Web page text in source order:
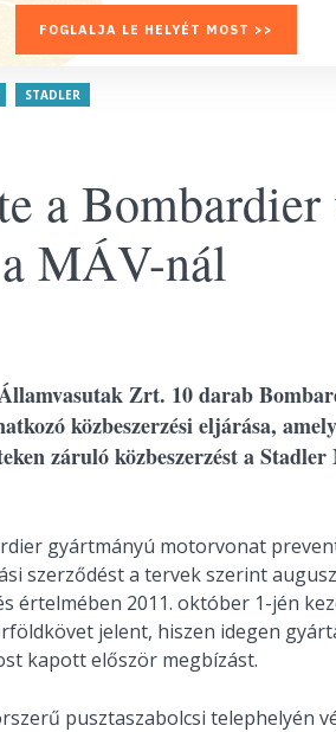
FOGLALJA LE HELYÉT MOST >>
STADLER
a
MÁV-nál
Zrt. 10 darab
közbeszerzési eljárása,
záruló közbeszerzést a
gyártmányú motorvonat
szerződést a tervek szerint
értelmében 2011. október 1-jén
jelent, hiszen idegen
kapott először megbízást.
pusztaszabolcsi telephelyén